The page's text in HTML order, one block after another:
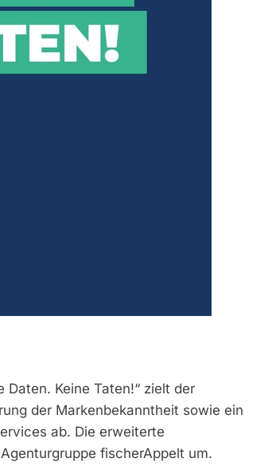
Keine Taten!“ zielt der
der Markenbekanntheit sowie ein
ab. Die erweiterte
fischerAppelt um.